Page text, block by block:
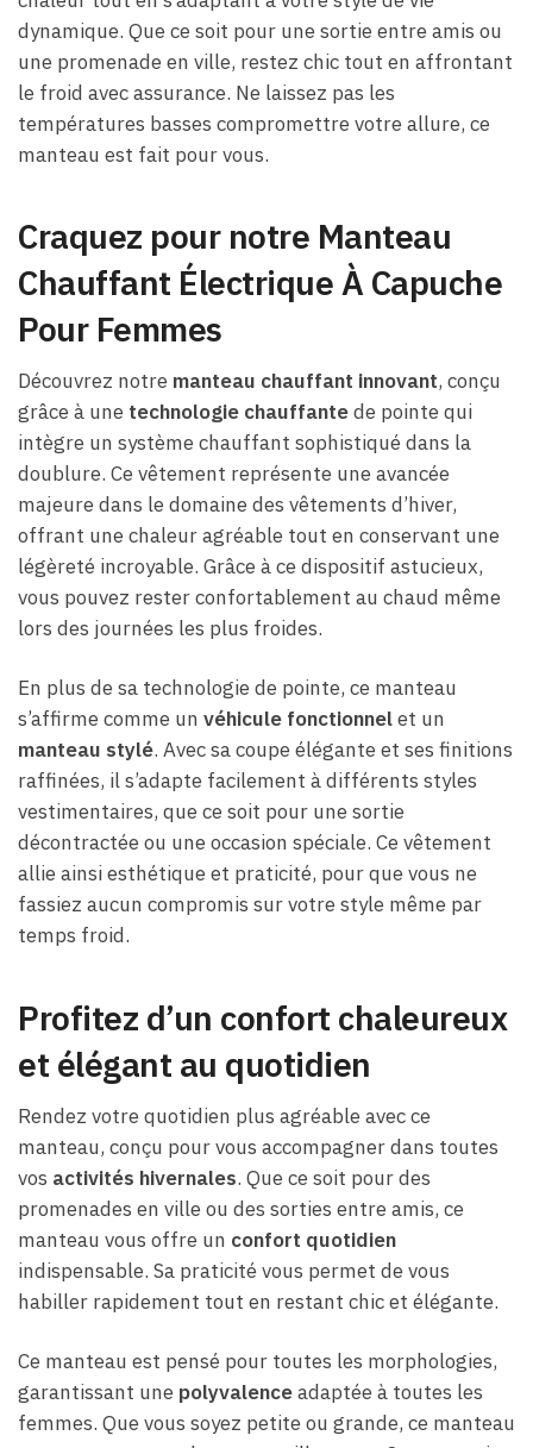
dynamique. Que ce soit pour une sortie entre amis ou
une promenade en ville, restez chic tout en affrontant
le froid avec assurance. Ne laissez pas les
températures basses compromettre votre allure, ce
manteau est fait pour vous.
Craquez pour notre Manteau
Chauffant Électrique À Capuche
Pour Femmes
Découvrez notre manteau chauffant innovant, conçu
grâce à une technologie chauffantede pointe qui
intègre un système chauffant sophistiqué dans la
doublure. Ce vêtement représente une avancée
majeure dans le domaine des vêtements d’hiver,
offrant une chaleur agréable tout en conservant une
légèreté incroyable. Grâce à ce dispositif astucieux,
vous pouvez rester confortablement au chaud même
lors des journées les plus froides.
En plus de sa technologie de pointe, ce manteau
s’affirme comme un véhicule fonctionnelet un
manteau stylé. Avec sa coupe élégante et ses finitions
raffinées, il s’adapte facilement à différents styles
vestimentaires, que ce soit pour une sortie
décontractée ou une occasion spéciale. Ce vêtement
allie ainsi esthétique et praticité, pour que vous ne
fassiez aucun compromis sur votre style même par
temps froid.
Profitez d’un confort chaleureux
et élégant au quotidien
Rendez votre quotidien plus agréable avec ce
manteau, conçu pour vous accompagner dans toutes
vos activités hivernales. Que ce soit pour des
promenades en ville ou des sorties entre amis, ce
manteau vous offre un confort quotidien
indispensable. Sa praticité vous permet de vous
habiller rapidement tout en restant chic et élégante.
Ce manteau est pensé pour toutes les morphologies,
garantissant une polyvalenceadaptée à toutes les
femmes. Que vous soyez petite ou grande, ce manteau